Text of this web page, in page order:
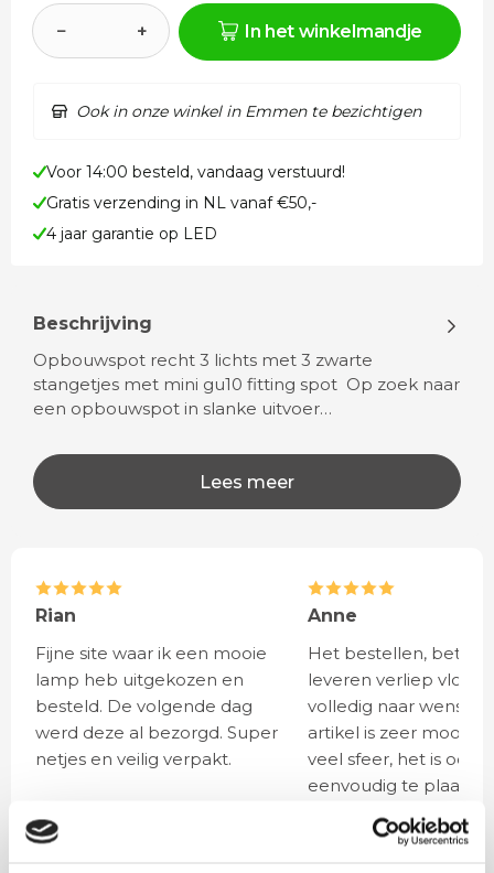
− + In het winkelmandje
Ook in onze winkel in Emmen te bezichtigen
Voor 14:00 besteld, vandaag verstuurd!
Gratis verzending in NL vanaf €50,-
4 jaar garantie op LED
Beschrijving
Opbouwspot recht 3 lichts met 3 zwarte
stangetjes met mini gu10 fitting spot Op zoek naar
een opbouwspot in slanke uitvoer…
Lees meer
Rian
Fijne site waar ik een mooie
lamp heb uitgekozen en
besteld. De volgende dag
werd deze al bezorgd. Super
netjes en veilig verpakt.
Anne
Het bestellen,
leveren verliep vlot en
volledig naar wens.
artikel is zeer mooi
veel sfeer, het is ook
eenvoudig te